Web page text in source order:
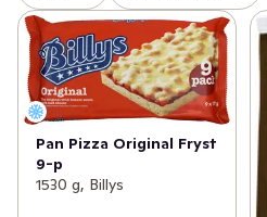
✓ Pizza, paj & pirog (105)
✓ Pytt, gratäng & pommes
✓ Vegetariska produkter (90)
✓ Pannkakor & plättar
✓ Pizza (65)
✓ Pajer (22)
✓ Piroger
✓ Färdiga pizzabottnar
Pan Pizza Original Fryst
9-p
1530 g, Billys